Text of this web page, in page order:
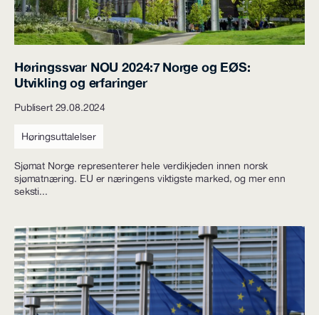
Høringssvar NOU 2024:7 Norge og EØS:
Utvikling og erfaringer
Publisert 29.08.2024
Høringsuttalelser
Sjømat Norge representerer hele verdikjeden innen norsk
sjømatnæring. EU er næringens viktigste marked, og mer enn
seksti...